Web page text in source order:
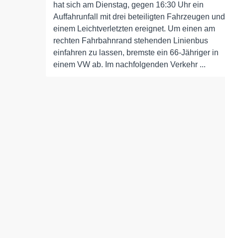
hat sich am Dienstag, gegen 16:30 Uhr ein
Auffahrunfall mit drei beteiligten Fahrzeugen und
einem Leichtverletzten ereignet. Um einen am
rechten Fahrbahnrand stehenden Linienbus
einfahren zu lassen, bremste ein 66-Jähriger in
einem VW ab. Im nachfolgenden Verkehr ...